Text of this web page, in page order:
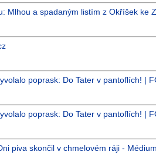
Mlhou a spadaným listím z Okříšek ke
poprask: Do Tater v pantoflích! |
poprask: Do Tater v pantoflích! |
piva skončil v chmelovém ráji -